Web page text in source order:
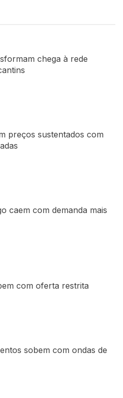
chega à rede
preços sustentados com
caem com demanda mais
com oferta restrita
sobem com ondas de